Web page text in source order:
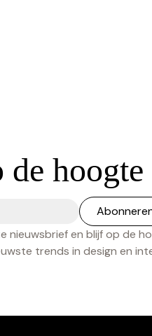
hoogte
nieuwsbrief en blijf op de
trends in design en